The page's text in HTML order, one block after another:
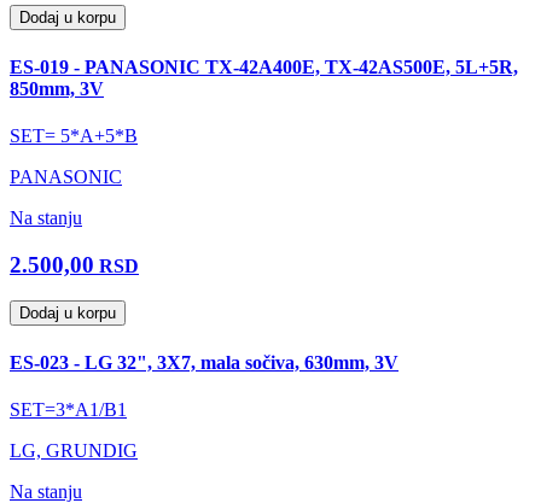
Dodaj u korpu
ES-019 - PANASONIC TX-42A400E, TX-42AS500E, 5L+5R,
850mm, 3V
SET= 5*A+5*B
PANASONIC
Na stanju
2.500,00 RSD
Dodaj u korpu
ES-023 - LG 32", 3X7, mala sočiva, 630mm, 3V
SET=3*A1/B1
LG, GRUNDIG
Na stanju